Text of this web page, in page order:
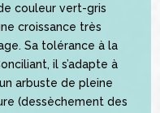
couleur vert-gris
croissance très
Sa tolérance à la
il s’adapte à
arbuste de pleine
(dessèchement des